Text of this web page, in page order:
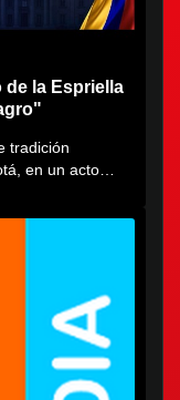
de la Espriella
tradición
en un acto